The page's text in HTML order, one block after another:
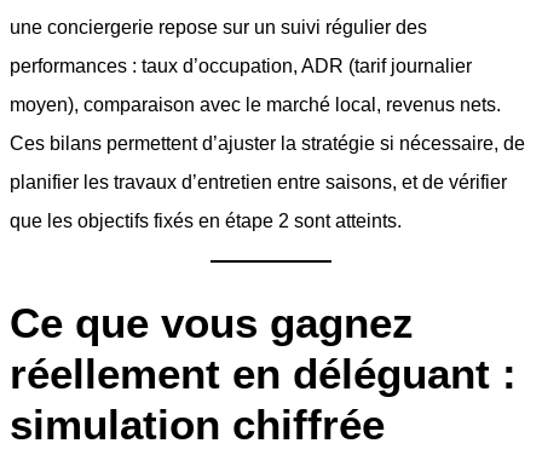
une conciergerie repose sur un suivi régulier des
performances : taux d’occupation, ADR (tarif journalier
moyen), comparaison avec le marché local, revenus nets.
Ces bilans permettent d’ajuster la stratégie si nécessaire, de
planifier les travaux d’entretien entre saisons, et de vérifier
que les objectifs fixés en étape 2 sont atteints.
Ce que vous gagnez
réellement en déléguant :
simulation chiffrée